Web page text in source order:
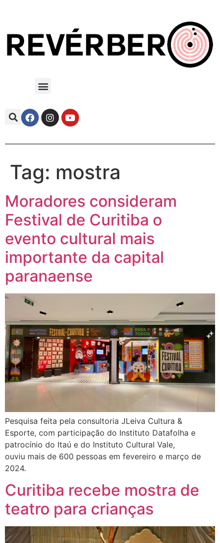
Tag: mostra
Moradores consideram
Festival de Curitiba o
evento cultural mais
importante da capital
paranaense
Pesquisa feita pela consultoria JLeiva Cultura &
Esporte, com participação do Instituto Datafolha e
patrocínio do Itaú e do Instituto Cultural Vale,
ouviu mais de 600 pessoas em fevereiro e março de
2024.
Curitiba recebe mostra de
teatro para crianças